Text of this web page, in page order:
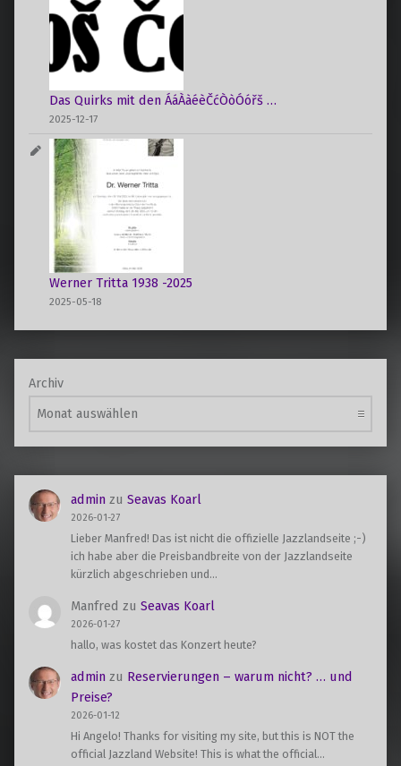
Das Quirks mit den ÁáÀàéèČćÒòÓóřš …
2025-12-17
Werner Tritta 1938 -2025
2025-05-18
Archiv
admin zuSeavas Koarl
2026-01-27
Lieber Manfred! Das ist nicht die offizielle Jazzlandseite ;-)
ich habe aber die Preisbandbreite von der Jazzlandseite
kürzlich abgeschrieben und…
Manfred zuSeavas Koarl
2026-01-27
hallo, was kostet das Konzert heute?
admin zu Reservierungen – warum nicht? … und
Preise?
2026-01-12
Hi Angelo! Thanks for visiting my site, but this is NOT the
official Jazzland Website! This is what the official…